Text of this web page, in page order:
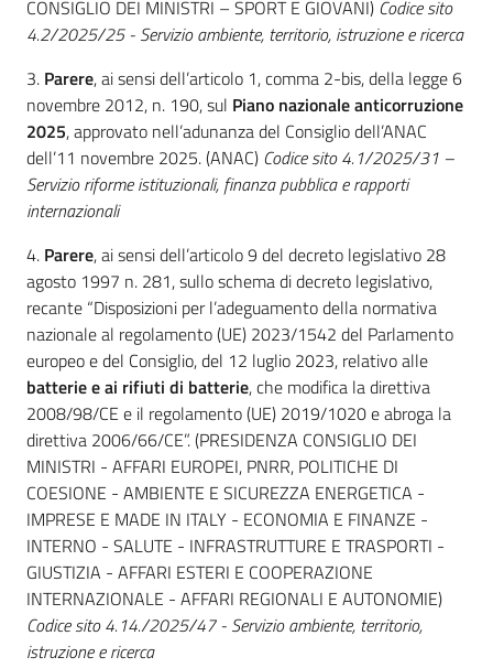
Novità
Servizi
Leggi Atti Bandi
CONSIGLIO DEI MINISTRI – SPORT E GIOVANI) Codice sito
4.2/2025/25 - Servizio ambiente, territorio, istruzione e ricerca
3. Parere, ai sensi dell’articolo 1, comma 2-bis, della legge 6
novembre 2012, n. 190, sul Piano nazionale anticorruzione
2025, approvato nell’adunanza del Consiglio dell’ANAC
dell’11 novembre 2025. (ANAC) Codice sito 4.1/2025/31 –
Servizio riforme istituzionali, finanza pubblica e rapporti
internazionali
4. Parere, ai sensi dell’articolo 9 del decreto legislativo 28
agosto 1997 n. 281, sullo schema di decreto legislativo,
recante “Disposizioni per l’adeguamento della normativa
nazionale al regolamento (UE) 2023/1542 del Parlamento
europeo e del Consiglio, del 12 luglio 2023, relativo alle
batterie e ai rifiuti di batterie, che modifica la direttiva
2008/98/CE e il regolamento (UE) 2019/1020 e abroga la
direttiva 2006/66/CE”. (PRESIDENZA CONSIGLIO DEI
MINISTRI - AFFARI EUROPEI, PNRR, POLITICHE DI
COESIONE - AMBIENTE E SICUREZZA ENERGETICA -
IMPRESE E MADE IN ITALY - ECONOMIA E FINANZE -
INTERNO - SALUTE - INFRASTRUTTURE E TRASPORTI -
GIUSTIZIA - AFFARI ESTERI E COOPERAZIONE
INTERNAZIONALE - AFFARI REGIONALI E AUTONOMIE)
Codice sito 4.14./2025/47 - Servizio ambiente, territorio,
istruzione e ricerca